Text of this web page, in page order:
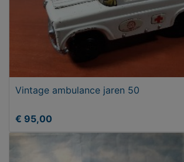
Vintage ambulance jaren 50
€ 95,00